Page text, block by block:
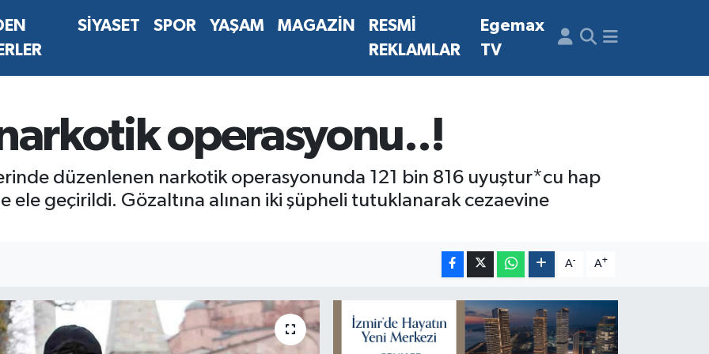
SİYASET SPOR YAŞAM MAGAZİN
RESMİ
REKLAMLAR
Egemax
TV
operasyonu..!
düzenlenen narkotik operasyonunda 121 bin 816 uyuştur*cu hap
geçirildi. Gözaltına alınan iki şüpheli tutuklanarak cezaevine
A- A+